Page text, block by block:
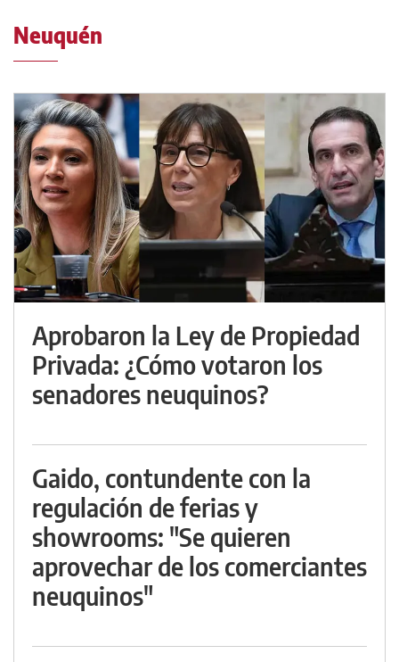
Neuquén
Aprobaron la Ley de Propiedad
Privada: ¿Cómo votaron los
senadores neuquinos?
Gaido, contundente con la
regulación de ferias y
showrooms: "Se quieren
aprovechar de los comerciantes
neuquinos"